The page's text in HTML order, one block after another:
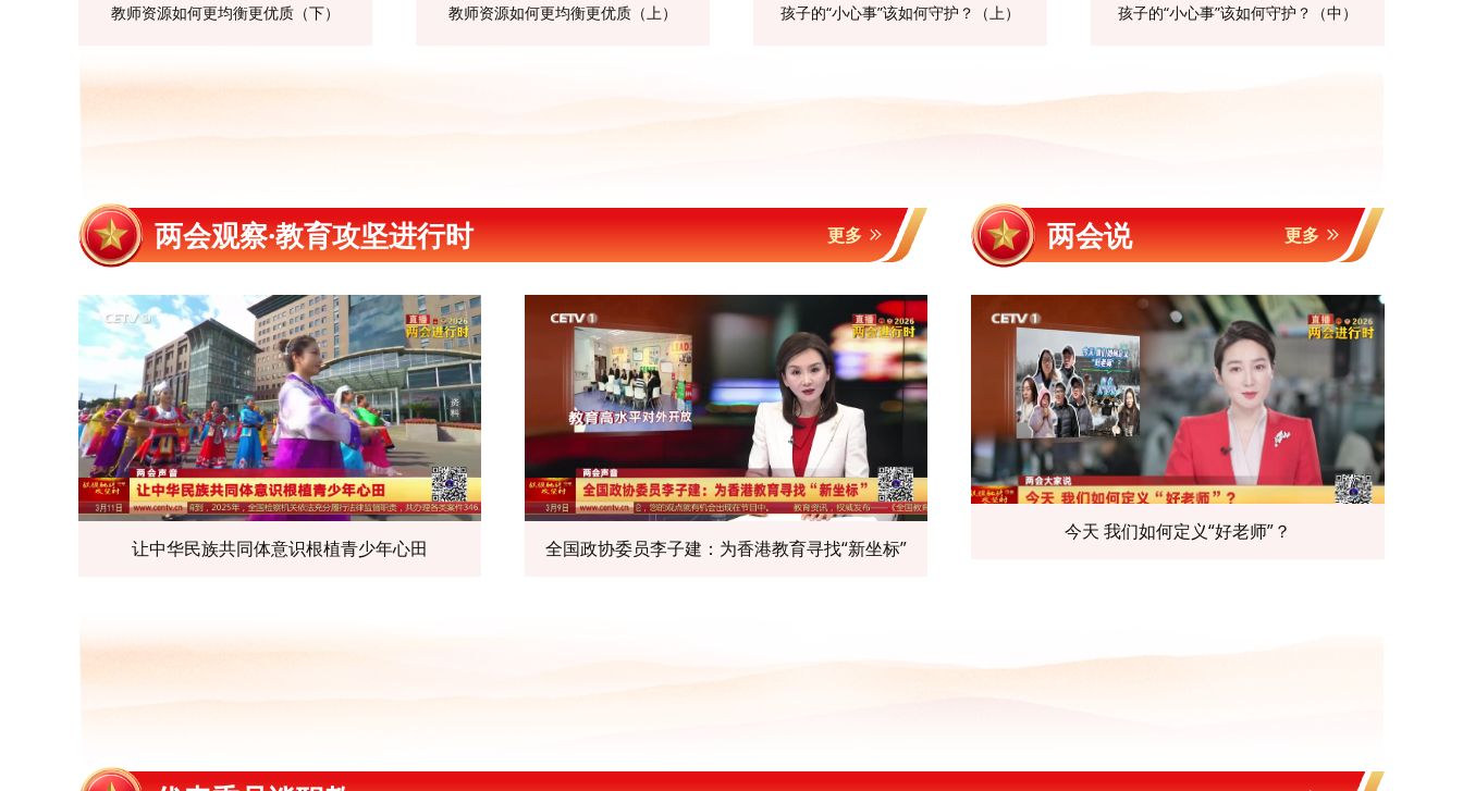
教师资源如何更均衡更优质（下） 教师资源如何更均衡更优质（上） 孩子的“小心事”该如何守护？（上） 孩子的“小心事”该如何守护？（中）
两会观察·教育攻坚进行时 更多
让中华民族共同体意识根植青少年心田 全国政协委员李子建：为香港教育寻找“新坐标”
两会说 更多
今天 我们如何定义“好老师”？